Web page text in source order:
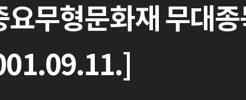
무형문화재 무대